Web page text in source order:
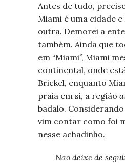
Antes de tudo,
Miami é uma cidade e
outra. Demorei a
também. Ainda que
em “Miami”, Miami
continental, onde
Brickel, enquanto
praia em si, a região
badalo.
vim contar como foi
nesse achadinho.
Não deixe de